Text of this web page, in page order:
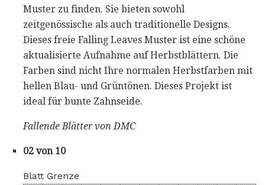
Muster zu finden. Sie bieten sowohl
zeitgenössische als auch traditionelle Designs.
Dieses freie Falling Leaves Muster ist eine schöne
aktualisierte Aufnahme auf Herbstblättern. Die
Farben sind nicht Ihre normalen Herbstfarben mit
hellen Blau- und Grüntönen. Dieses Projekt ist
ideal für bunte Zahnseide.
Fallende Blätter von DMC
02 von 10
Blatt Grenze